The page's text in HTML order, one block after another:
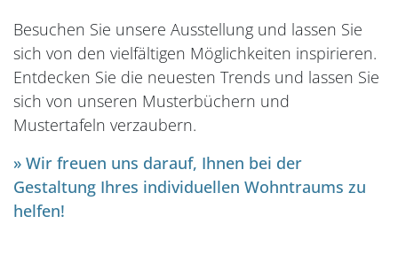
Besuchen Sie unsere Ausstellung und lassen Sie
sich von den vielfältigen Möglichkeiten inspirieren.
Entdecken Sie die neuesten Trends und lassen Sie
sich von unseren Musterbüchern und
Mustertafeln verzaubern.
» Wir freuen uns darauf, Ihnen bei der
Gestaltung Ihres individuellen Wohntraums zu
helfen!